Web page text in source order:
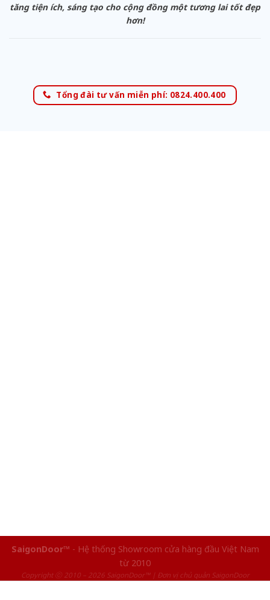
tăng tiện ích, sáng tạo cho cộng đồng một tương lai tốt đẹp
hơn!
Tổng đài tư vấn miễn phí: 0824.400.400
SaigonDoor™ - Hệ thống Showroom cửa hàng đầu Việt Nam
từ 2010
Copyright ⓒ 2010 – 2026 SaigonDoor™ | Đơn vị chủ quản SaigonDoor